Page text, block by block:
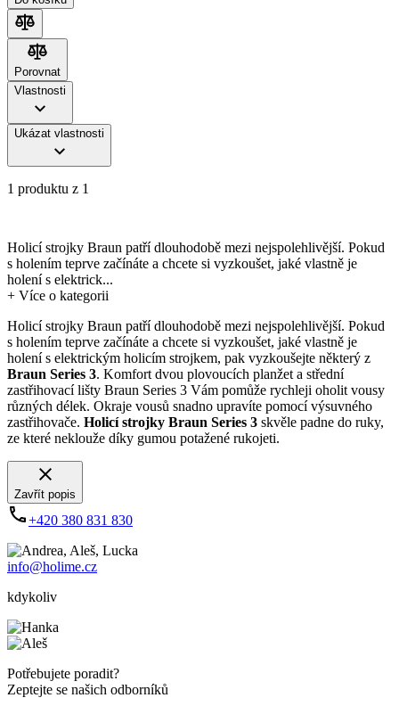
Holicí strojky Braun patří dlouhodobě mezi nejspolehlivější. Pokud
s holením teprve začínáte a chcete si vyzkoušet, jaké vlastně je
holení s elektrick...
+ Více o kategorii
Holicí strojky Braun patří dlouhodobě mezi nejspolehlivější. Pokud
s holením teprve začínáte a chcete si vyzkoušet, jaké vlastně je
holení s elektrickým holicím strojkem, pak vyzkoušejte některý z
Braun Series 3. Komfort dvou plovoucích planžet a střední
zastřihovací lišty Braun Series 3 Vám pomůže rychleji oholit vousy
různých délek. Okraje vousů snadno upravíte pomocí výsuvného
zastřihovače. Holicí strojky Braun Series 3 skvěle padne do ruky,
ze které neklouže díky gumou potažené rukojeti.
Zavřít popis
Porovnat
Porovnat
Vlastnosti
Ukázat vlastnosti
1 produktu z 1
+420 380 831 830
info@holime.cz
kdykoliv
Potřebujete poradit?
Zeptejte se našich odborníků